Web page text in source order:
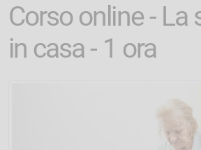
Corso online - La
in casa - 1 ora